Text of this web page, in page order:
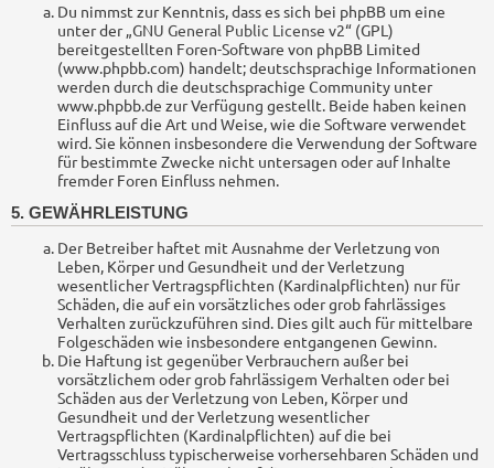
Du nimmst zur Kenntnis, dass es sich bei phpBB um eine
unter der „GNU General Public License v2“ (GPL)
bereitgestellten Foren-Software von phpBB Limited
(www.phpbb.com) handelt; deutschsprachige Informationen
werden durch die deutschsprachige Community unter
www.phpbb.de zur Verfügung gestellt. Beide haben keinen
Einfluss auf die Art und Weise, wie die Software verwendet
wird. Sie können insbesondere die Verwendung der Software
für bestimmte Zwecke nicht untersagen oder auf Inhalte
fremder Foren Einfluss nehmen.
5. GEWÄHRLEISTUNG
Der Betreiber haftet mit Ausnahme der Verletzung von
Leben, Körper und Gesundheit und der Verletzung
wesentlicher Vertragspflichten (Kardinalpflichten) nur für
Schäden, die auf ein vorsätzliches oder grob fahrlässiges
Verhalten zurückzuführen sind. Dies gilt auch für mittelbare
Folgeschäden wie insbesondere entgangenen Gewinn.
Die Haftung ist gegenüber Verbrauchern außer bei
vorsätzlichem oder grob fahrlässigem Verhalten oder bei
Schäden aus der Verletzung von Leben, Körper und
Gesundheit und der Verletzung wesentlicher
Vertragspflichten (Kardinalpflichten) auf die bei
Vertragsschluss typischerweise vorhersehbaren Schäden und